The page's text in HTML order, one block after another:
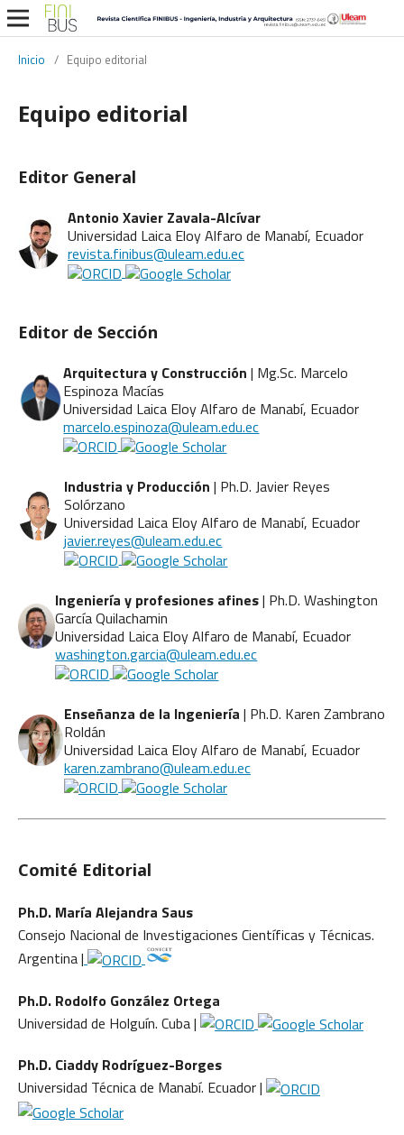
Inicio / Equipo editorial
Equipo editorial
Editor General
Antonio Xavier Zavala-Alcívar
Universidad Laica Eloy Alfaro de Manabí, Ecuador
revista.finibus@uleam.edu.ec
Editor de Sección
Arquitectura y Construcción | Mg.Sc. Marcelo
Espinoza Macías
Universidad Laica Eloy Alfaro de Manabí, Ecuador
marcelo.espinoza@uleam.edu.ec
Industria y Producción | Ph.D. Javier Reyes
Solórzano
Universidad Laica Eloy Alfaro de Manabí, Ecuador
javier.reyes@uleam.edu.ec
Ingeniería y profesiones afines| Ph.D. Washington
García Quilachamin
Universidad Laica Eloy Alfaro de Manabí, Ecuador
washington.garcia@uleam.edu.ec
Enseñanza de la Ingeniería | Ph.D. Karen Zambrano
Roldán
Universidad Laica Eloy Alfaro de Manabí, Ecuador
karen.zambrano@uleam.edu.ec
Comité Editorial
Ph.D. María Alejandra Saus
Consejo Nacional de Investigaciones Científicas y Técnicas.
Argentina |
Ph.D. Rodolfo González Ortega
Universidad de Holguín. Cuba |
Ph.D. Ciaddy Rodríguez-Borges
Universidad Técnica de Manabí. Ecuador |